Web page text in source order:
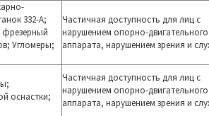
332-А;
фрезерный
Угломеры;
Частичная доступность для лиц с
нарушением опорно-двигательного
аппарата, нарушением зрения и
оснастки;
Частичная доступность для лиц с
нарушением опорно-двигательного
аппарата, нарушением зрения и